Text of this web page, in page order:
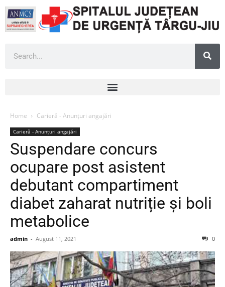
Home Carieră - Anunțuri angajări
Carieră - Anunțuri angajări
Suspendare concurs
ocupare post asistent
debutant compartiment
diabet zaharat nutriție și boli
metabolice
admin - August 11, 2021 0